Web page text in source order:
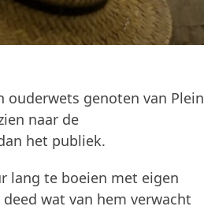
ouderwets genoten van Plein
naar de
het publiek.
lang te boeien met eigen
wat van hem verwacht